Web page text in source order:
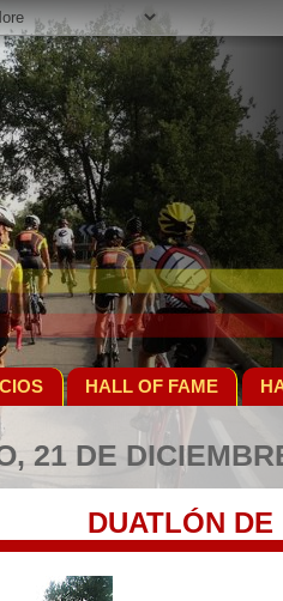
HALL OF FAME
21 DE
DUATLÓN